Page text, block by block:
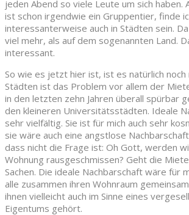
jeden Abend so viele Leute um sich haben.
ist schon irgendwie ein Gruppentier, finde
interessanterweise auch in Städten sein.
viel mehr, als auf dem sogenannten Land.
interessant.
So wie es jetzt hier ist, ist es natürlich noch
Städten ist das Problem vor allem der
in den letzten zehn Jahren überall spürbar
den kleineren Universitätsstädten. Ideale
sehr vielfältig. Sie ist für mich auch sehr
sie wäre auch eine angstlose
dass nicht die Frage ist: Oh Gott, werden
Wohnung rausgeschmissen? Geht die Miete
Sachen. Die ideale Nachbarschaft wäre für
alle zusammen ihren Wohnraum
ihnen vielleicht auch im Sinne eines
Eigentums gehört.